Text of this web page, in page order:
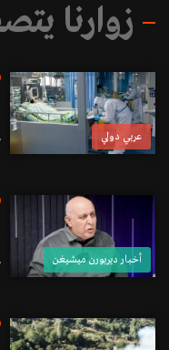
زوارنا
عربي دولي
أخبار ديربورن ميشيغن